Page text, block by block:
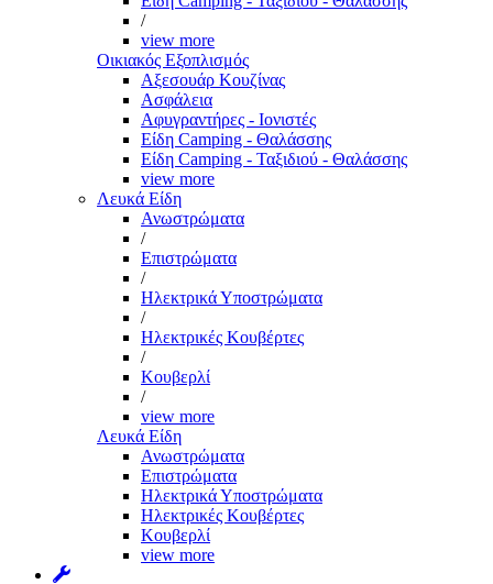
/
view more
Οικιακός Εξοπλισμός
Αξεσουάρ Κουζίνας
Ασφάλεια
Αφυγραντήρες - Ιονιστές
Είδη Camping - Θαλάσσης
Είδη Camping - Ταξιδιού - Θαλάσσης
view more
Λευκά Είδη
Ανωστρώματα
/
Επιστρώματα
/
Ηλεκτρικά Υποστρώματα
/
Ηλεκτρικές Κουβέρτες
/
Κουβερλί
/
view more
Λευκά Είδη
Ανωστρώματα
Επιστρώματα
Ηλεκτρικά Υποστρώματα
Ηλεκτρικές Κουβέρτες
Κουβερλί
view more